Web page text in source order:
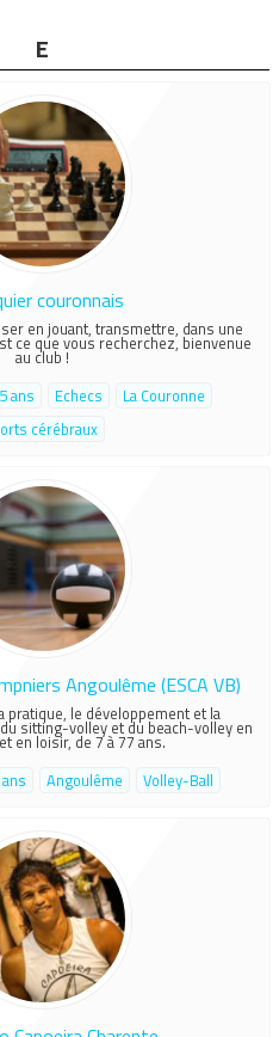
E
couronnais
en jouant, transmettre, dans une
ce que vous recherchez, bienvenue
au club !
ans Echecs
La Couronne
cérébraux
Angoulême (ESCA VB)
pratique, le développement et la
sitting-volley et du beach-volley en
en loisir, de 7 à 77 ans.
Angoulême Volley-Ball